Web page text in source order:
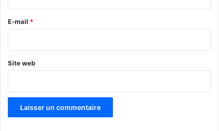
e
E-mail *
Site web